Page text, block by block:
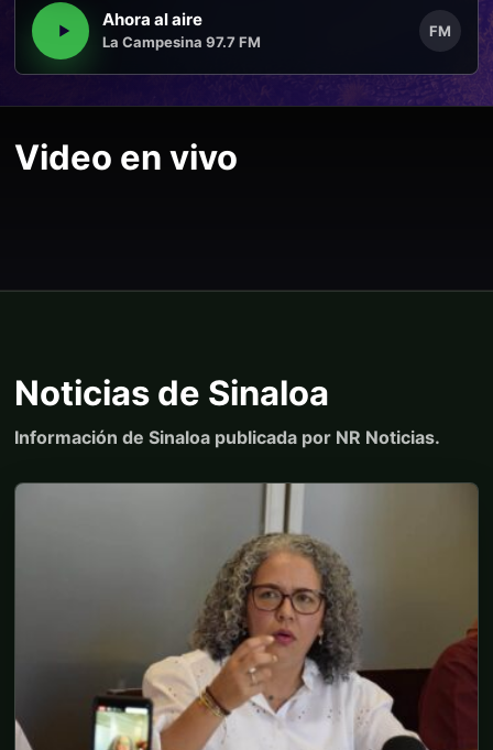
Ahora al aire
La Campesina 97.7 FM
FM
Video en vivo
Noticias de Sinaloa
Información de Sinaloa publicada por NR Noticias.